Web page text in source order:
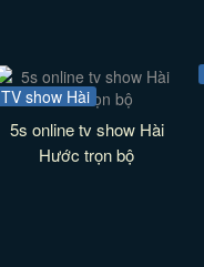
TV show Hài
5s online tv show Hài
Hước trọn bộ